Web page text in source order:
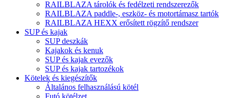
RAILBLAZA tárolók és fedélzeti rendszerezők
RAILBLAZA paddle-, eszköz- és motortámasz tartók
RAILBLAZA HEXX erősített rögzítő rendszer
SUP és kajak
SUP deszkák
Kajakok és kenuk
SUP és kajak evezők
SUP és kajak tartozékok
Kötelek és kiegészítők
Általános felhasználású kötél
Futó kötélzet